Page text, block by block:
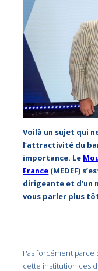
Voilà un sujet qui
l’attractivité du
importance. Le
France (MEDEF)
dirigeante et d’un
vous parler plus
Pas forcément parce
cette institution ces